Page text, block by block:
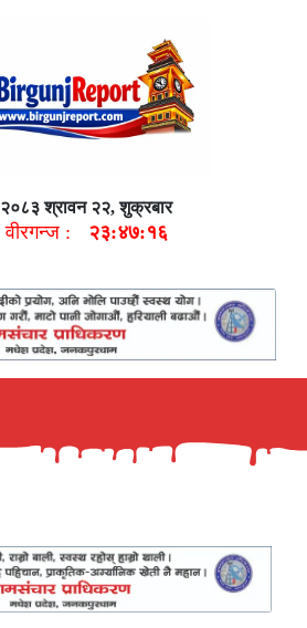
२०८३ श्रावन २२, शुक्रबार
वीरगन्ज : २३:४७:१७